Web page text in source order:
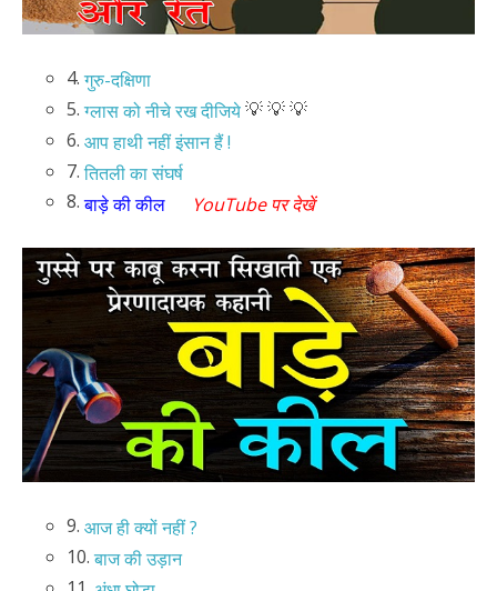
4.गुरु-दक्षिणा
5.ग्लास को नीचे रख दीजिये💡 💡 💡
6. आप हाथी नहीं इंसान हैं !
7.तितली का संघर्ष
8.बाड़े की कील YouTube पर देखें
9. आज ही क्यों नहीं ?
10.बाज की उड़ान